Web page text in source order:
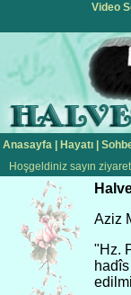
Video
Anasayfa Hayatı
Hoşgeldiniz sayın
Aziz
"Hz.